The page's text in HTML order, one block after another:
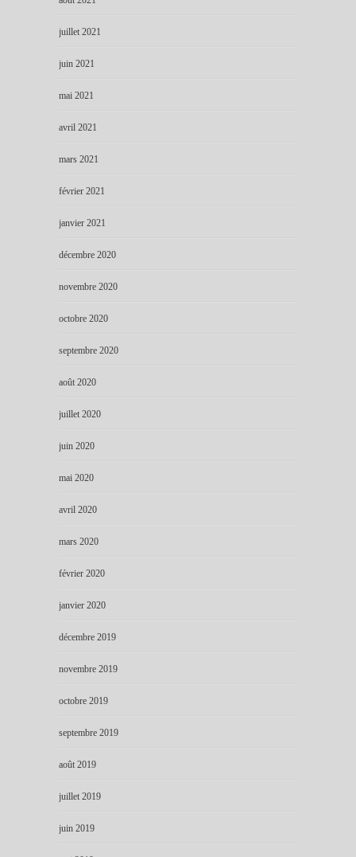
juillet 2021
juin 2021
mai 2021
avril 2021
mars 2021
février 2021
janvier 2021
décembre 2020
novembre 2020
octobre 2020
septembre 2020
août 2020
juillet 2020
juin 2020
mai 2020
avril 2020
mars 2020
février 2020
janvier 2020
décembre 2019
novembre 2019
octobre 2019
septembre 2019
août 2019
juillet 2019
juin 2019